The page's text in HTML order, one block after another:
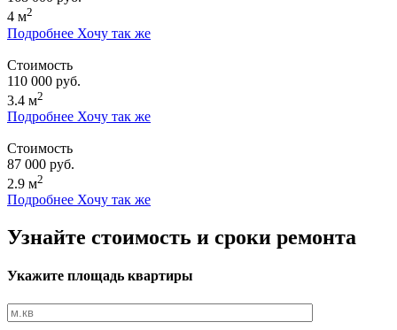
4 м2
Подробнее Хочу так же
Стоимость
110 000 руб.
3.4 м2
Подробнее Хочу так же
Стоимость
87 000 руб.
2.9 м2
Подробнее Хочу так же
Узнайте стоимость и сроки ремонта
Укажите площадь квартиры